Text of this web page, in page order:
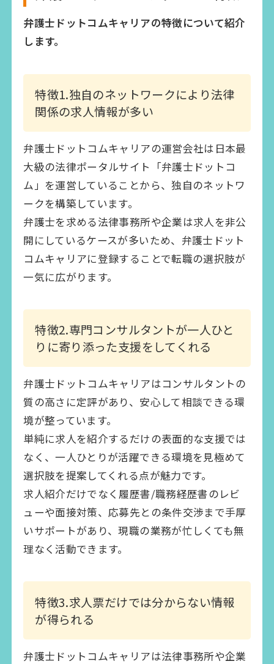
弁護士ドットコムキャリアの特徴について紹介
します。
特徴1.独自のネットワークにより法律
関係の求人情報が多い
弁護士ドットコムキャリアの運営会社は日本最
大級の法律ポータルサイト「弁護士ドットコ
ム」を運営していることから、独自のネットワ
ークを構築しています。
弁護士を求める法律事務所や企業は求人を非公
開にしているケースが多いため、弁護士ドット
コムキャリアに登録することで転職の選択肢が
一気に広がります。
特徴2.専門コンサルタントが一人ひと
りに寄り添った支援をしてくれる
弁護士ドットコムキャリアはコンサルタントの
質の高さに定評があり、安心して相談できる環
境が整っています。
単純に求人を紹介するだけの表面的な支援では
なく、一人ひとりが活躍できる環境を見極めて
選択肢を提案してくれる点が魅力です。
求人紹介だけでなく履歴書/職務経歴書のレビ
ューや面接対策、応募先との条件交渉まで手厚
いサポートがあり、現職の業務が忙しくても無
理なく活動できます。
特徴3.求人票だけでは分からない情報
が得られる
弁護士ドットコムキャリアは法律事務所や企業